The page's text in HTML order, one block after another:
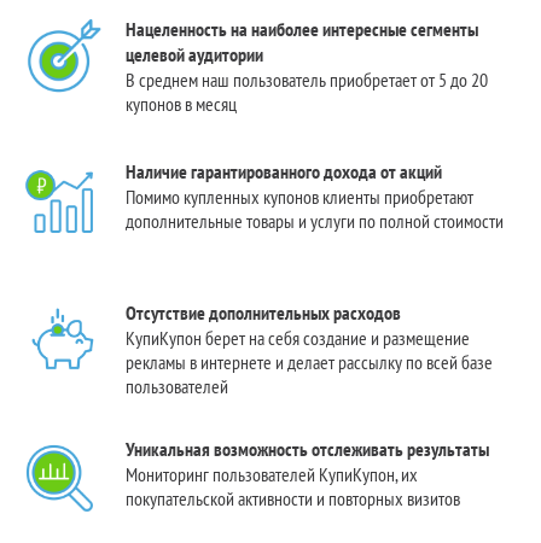
Нацеленность на наиболее интересные сегменты
целевой аудитории
В среднем наш пользователь приобретает от 5 до 20
купонов в месяц
Наличие гарантированного дохода от акций
Помимо купленных купонов клиенты приобретают
дополнительные товары и услуги по полной стоимости
Отсутствие дополнительных расходов
КупиКупон берет на себя создание и размещение
рекламы в интернете и делает рассылку по всей базе
пользователей
Уникальная возможность отслеживать результаты
Мониторинг пользователей КупиКупон, их
покупательской активности и повторных визитов